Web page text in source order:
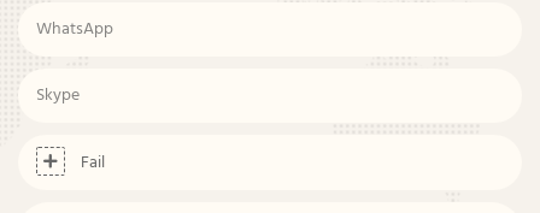
WhatsApp
Skype
Fail